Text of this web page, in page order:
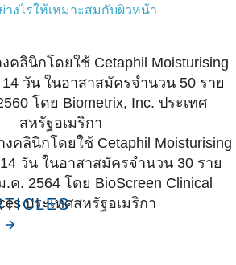
างไรให้เหมาะสมกับผิวหน้า
คลินิกโดยใช้ Cetaphil Moisturising
14 วัน ในอาสาสมัครจำนวน 50 ราย
โดย Biometrix, Inc. ประเทศ
สหรัฐอเมริกา
คลินิกโดยใช้ Cetaphil Moisturising
14 วัน ในอาสาสมัครจำนวน 30 ราย
.ค. 2564 โดย BioScreen Clinical
ประเทศสหรัฐอเมริกา